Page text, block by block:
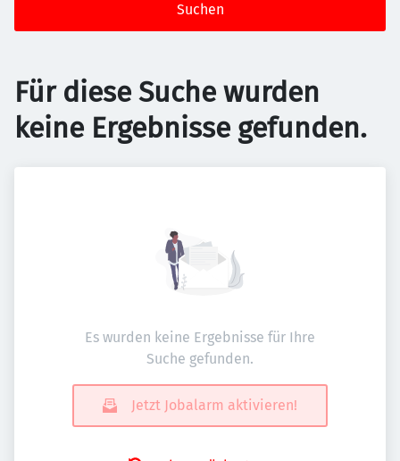
Suchen
Für diese Suche wurden
keine Ergebnisse gefunden.
Es wurden keine Ergebnisse für Ihre
Suche gefunden.
Jetzt Jobalarm aktivieren!